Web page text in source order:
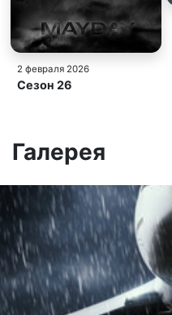
2 февраля 2026
Сезон 26
Галерея